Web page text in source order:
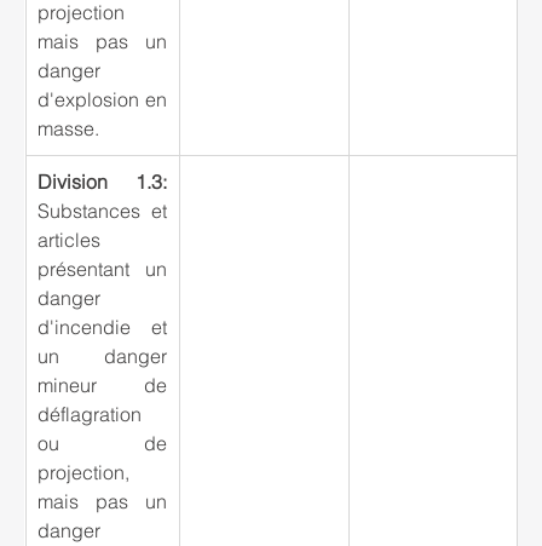
projection
mais pas un
danger
d'explosion en
masse.
Substances et
articles
présentant un
danger
d'incendie et
un danger
mineur de
déflagration
ou de
projection,
mais pas un
danger